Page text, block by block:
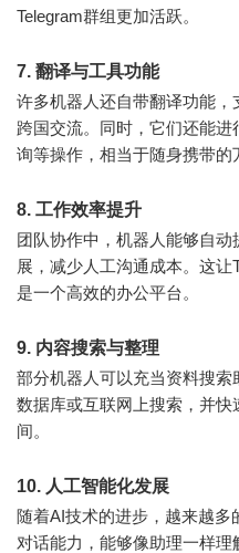
Telegram群组更加活跃。
7. 翻译与工具功能
许多机器人还自带翻译功能
跨国交流。同时，它们还能
询等操作，相当于随身携带的
8. 工作效率提升
团队协作中，机器人能够自
展，减少人工沟通成本。这
是一个高效的办公平台。
9. 内容搜索与整理
部分机器人可以充当资料搜
数据库或互联网上搜索，并
间。
10. 人工智能化发展
随着AI技术的进步，越来越多
对话能力，能够像助理一样